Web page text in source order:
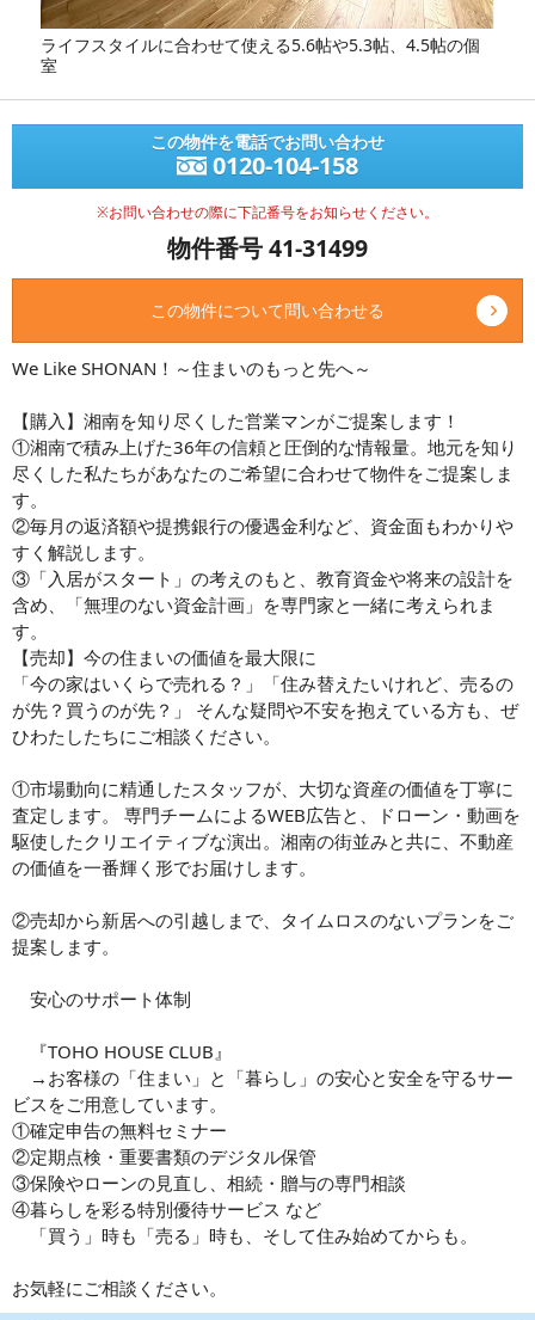
ライフスタイルに合わせて使える5.6帖や5.3帖、4.5帖の個
室
この物件を電話でお問い合わせ
0120-104-158
※お問い合わせの際に下記番号をお知らせください。
物件番号 41-31499
この物件について問い合わせる
We Like SHONAN！～住まいのもっと先へ～
【購入】湘南を知り尽くした営業マンがご提案します！
①湘南で積み上げた36年の信頼と圧倒的な情報量。地元を知り
尽くした私たちがあなたのご希望に合わせて物件をご提案しま
す。
②毎月の返済額や提携銀行の優遇金利など、資金面もわかりや
すく解説します。
③「入居がスタート」の考えのもと、教育資金や将来の設計を
含め、「無理のない資金計画」を専門家と一緒に考えられま
す。
【売却】今の住まいの価値を最大限に
「今の家はいくらで売れる？」「住み替えたいけれど、売るの
が先？買うのが先？」 そんな疑問や不安を抱えている方も、ぜ
ひわたしたちにご相談ください。
①市場動向に精通したスタッフが、大切な資産の価値を丁寧に
査定します。 専門チームによるWEB広告と、ドローン・動画を
駆使したクリエイティブな演出。湘南の街並みと共に、不動産
の価値を一番輝く形でお届けします。
②売却から新居への引越しまで、タイムロスのないプランをご
提案します。
安心のサポート体制
『TOHO HOUSE CLUB』
→お客様の「住まい」と「暮らし」の安心と安全を守るサー
ビスをご用意しています。
①確定申告の無料セミナー
②定期点検・重要書類のデジタル保管
③保険やローンの見直し、相続・贈与の専門相談
④暮らしを彩る特別優待サービス など
「買う」時も「売る」時も、そして住み始めてからも。
お気軽にご相談ください。